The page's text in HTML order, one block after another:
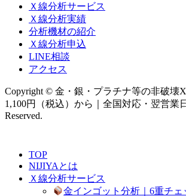
Ｘ線分析サービス
Ｘ線分析実績
分析機材の紹介
Ｘ線分析申込
LINE相談
アクセス
Copyright © 金・銀・プラチナ等の非破壊
1,100円（税込）から｜全国対応・翌営業
Reserved.
TOP
NIJIYAとは
Ｘ線分析サービス
金インゴット分析｜6重チェ